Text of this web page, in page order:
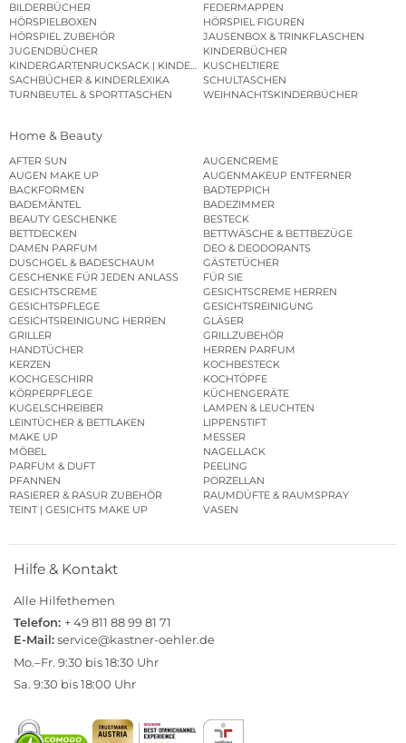
BILDERBÜCHER
FEDERMAPPEN
HÖRSPIELBOXEN
HÖRSPIEL FIGUREN
HÖRSPIEL ZUBEHÖR
JAUSENBOX & TRINKFLASCHEN
JUGENDBÜCHER
KINDERBÜCHER
KINDERGARTENRUCKSACK | KINDERGARTENBEUTEL
KUSCHELTIERE
SACHBÜCHER & KINDERLEXIKA
SCHULTASCHEN
TURNBEUTEL & SPORTTASCHEN
WEIHNACHTSKINDERBÜCHER
Home & Beauty
AFTER SUN
AUGENCREME
AUGEN MAKE UP
AUGENMAKEUP ENTFERNER
BACKFORMEN
BADTEPPICH
BADEMÄNTEL
BADEZIMMER
BEAUTY GESCHENKE
BESTECK
BETTDECKEN
BETTWÄSCHE & BETTBEZÜGE
DAMEN PARFUM
DEO & DEODORANTS
DUSCHGEL & BADESCHAUM
GÄSTETÜCHER
GESCHENKE FÜR JEDEN ANLASS
FÜR SIE
GESICHTSCREME
GESICHTSCREME HERREN
GESICHTSPFLEGE
GESICHTSREINIGUNG
GESICHTSREINIGUNG HERREN
GLÄSER
GRILLER
GRILLZUBEHÖR
HANDTÜCHER
HERREN PARFUM
KERZEN
KOCHBESTECK
KOCHGESCHIRR
KOCHTÖPFE
KÖRPERPFLEGE
KÜCHENGERÄTE
KUGELSCHREIBER
LAMPEN & LEUCHTEN
LEINTÜCHER & BETTLAKEN
LIPPENSTIFT
MAKE UP
MESSER
MÖBEL
NAGELLACK
PARFUM & DUFT
PEELING
PFANNEN
PORZELLAN
RASIERER & RASUR ZUBEHÖR
RAUMDÜFTE & RAUMSPRAY
TEINT | GESICHTS MAKE UP
VASEN
Hilfe & Kontakt
Alle Hilfethemen
Telefon: + 49 811 88 99 81 71
E-Mail:service@kastner-oehler.de
Mo.–Fr. 9:30 bis 18:30 Uhr
Sa. 9:30 bis 18:00 Uhr